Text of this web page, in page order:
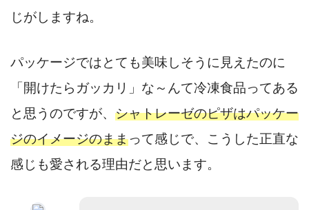
じがしますね。
パッケージではとても美味しそうに見えたのに
「開けたらガッカリ」な～んて冷凍食品ってある
と思うのですが、 シャトレーゼのピザはパッケー
ジのイメージのままって感じで、こうした正直な
感じも愛される理由だと思います。